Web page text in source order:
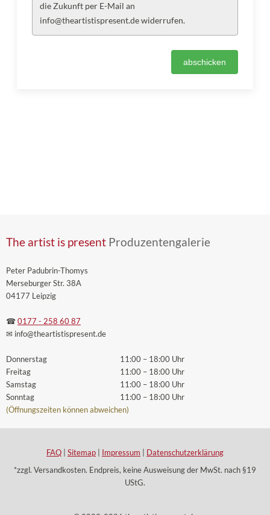
die Zukunft per E-Mail an
info@theartistispresent.de widerrufen.
The artist is present Produzentengalerie
Peter Padubrin-Thomys
Merseburger Str. 38A
04177 Leipzig
☎ 0177 - 258 60 87
✉ info@theartistispresent.de
Donnerstag
Freitag
Samstag
Sonntag
11:00 – 18:00 Uhr
11:00 – 18:00 Uhr
11:00 – 18:00 Uhr
11:00 – 18:00 Uhr
(Öffnungszeiten können abweichen)
FAQ Sitemap Impressum
Datenschutzerklärung
*zzgl. Versandkosten. Endpreis, keine Ausweisung der MwSt. nach §19
UStG.